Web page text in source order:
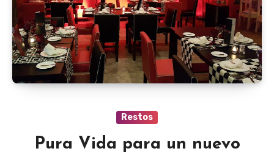
Restos
Pura Vida para un nuevo